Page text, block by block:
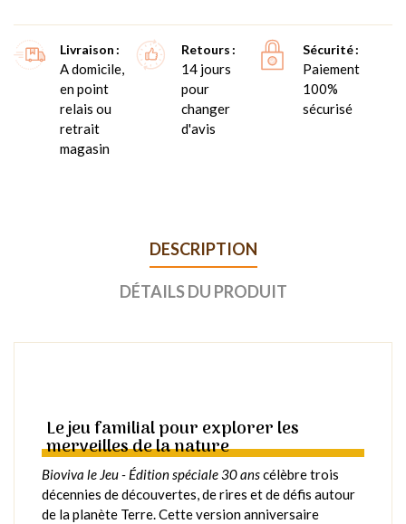
Livraison
A domicile,
en point
relais ou
retrait
magasin
Retours
14 jours
pour
changer
d'avis
Sécurité
Paiement
100%
sécurisé
DESCRIPTION
DÉTAILS DU PRODUIT
Le jeu familial pour explorer les
merveilles de la nature
Bioviva le Jeu - Édition spéciale 30 anscélèbre trois
décennies de découvertes, de rires et de défis autour
de la planète Terre. Cette version anniversaire